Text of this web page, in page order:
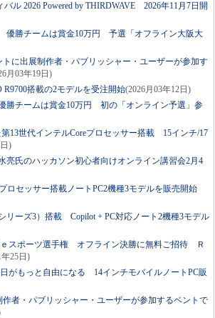
2026 Powered by THIRDWAVE 2026年11月7日開
優勝チームは賞金10万円 予選「オフライン大阪大
に出展制作者・パブリッシャー・ユーザーが参加す
月03年19日)
R9700搭載の2モデルを受注開始(2026月03年12日)
勝チームは賞金10万円 初の「オンライン予選」参
13世代インテルCoreプロセッサー搭載 15インチ/17
)
亮氏のハッカソン初心者向けオンライン講習会2月4
ロセッサー搭載ノートPC2機種3モデルを販売開始
リーズ3）搭載 Copilot + PC対応ノート2機種3モデル
スポーツ選手権 オフライン決勝に無料ご招待 Ｒ
年25日)
がもっと自由になる 14インチモバイルノートPC販
者・パブリッシャー・ユーザーが参加するベントで